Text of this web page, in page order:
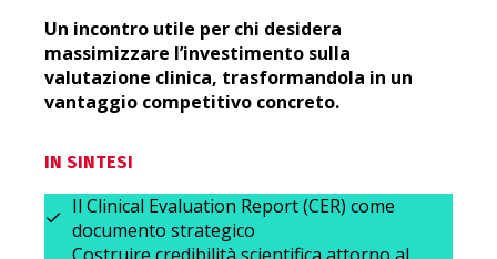
Un incontro utile per chi desidera
massimizzare l’investimento sulla
valutazione clinica, trasformandola in un
vantaggio competitivo concreto.
IN SINTESI
Il Clinical Evaluation Report (CER) come
documento strategico